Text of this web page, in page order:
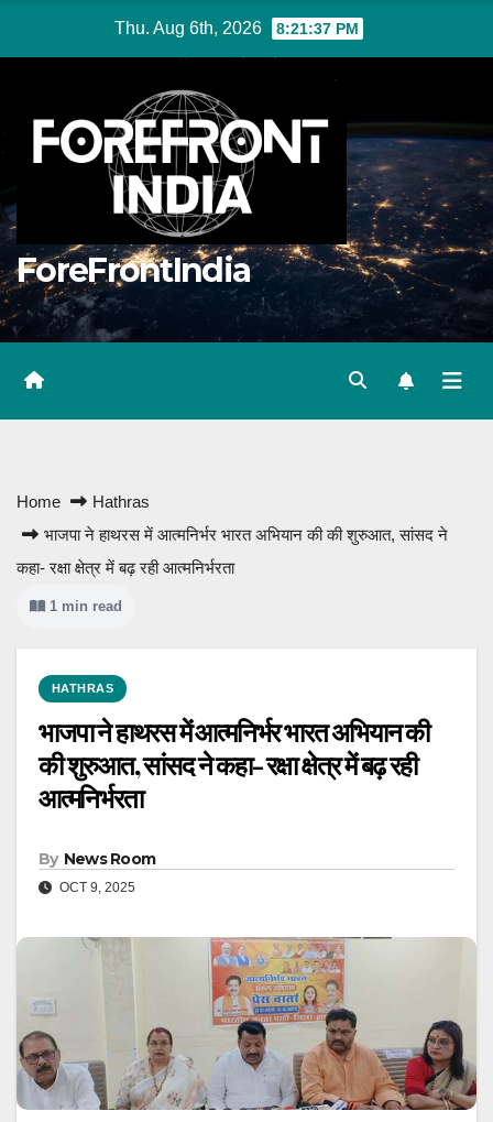
Thu. Aug 6th, 2026 8:21:38 PM
ForeFrontIndia
Home
Hathras
भाजपा ने हाथरस में आत्मनिर्भर भारत अभियान की की शुरुआत, सांसद ने
कहा- रक्षा क्षेत्र में बढ़ रही आत्मनिर्भरता
1 min read
HATHRAS
भाजपा ने हाथरस में आत्मनिर्भर भारत अभियान की
की शुरुआत, सांसद ने कहा- रक्षा क्षेत्र में बढ़ रही
आत्मनिर्भरता
By News Room
OCT 9, 2025